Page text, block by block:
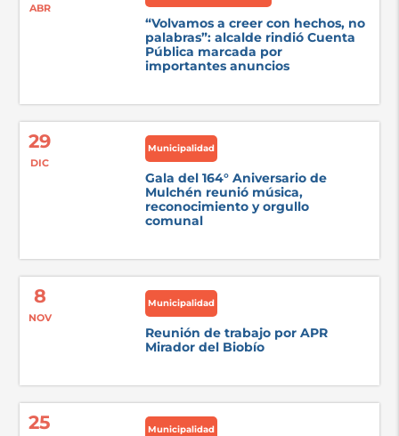
ABR
“Volvamos a creer con hechos, no
palabras”: alcalde rindió Cuenta
Pública marcada por
importantes anuncios
29
DIC
Municipalidad
Gala del 164° Aniversario de
Mulchén reunió música,
reconocimiento y orgullo
comunal
8
NOV
Municipalidad
Reunión de trabajo por APR
Mirador del Biobío
25 Municipalidad